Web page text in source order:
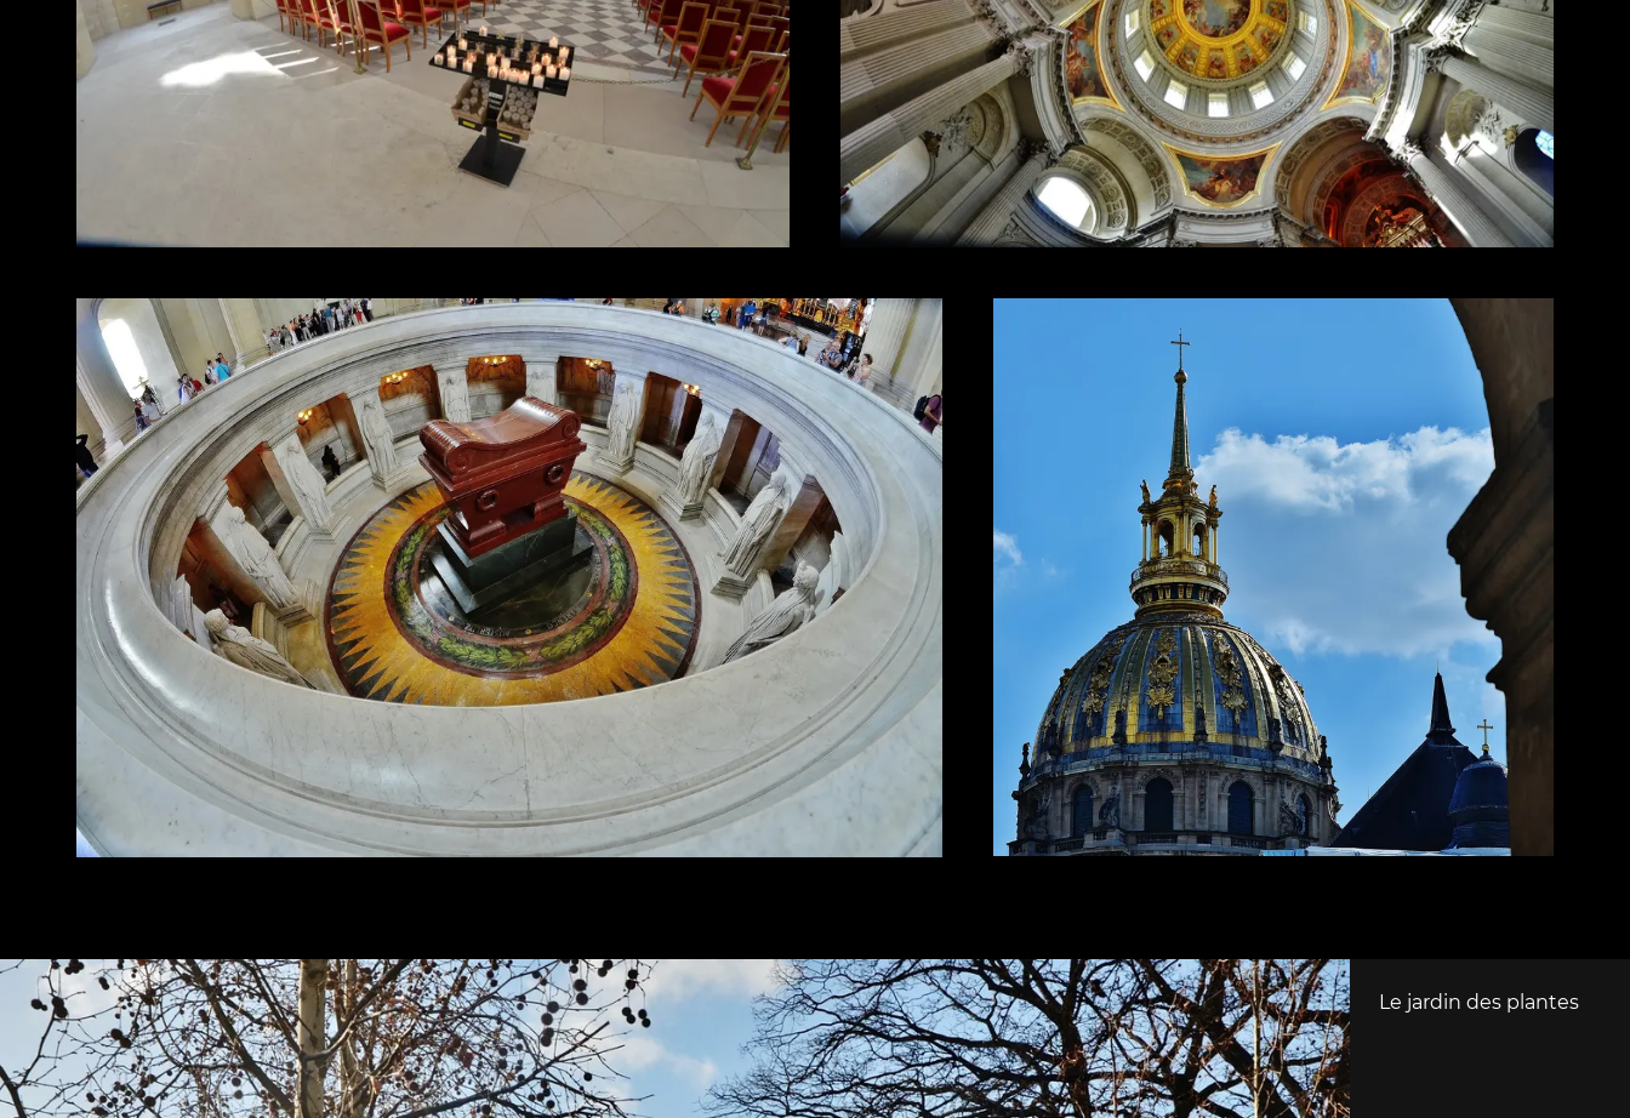
Le jardin des plantes